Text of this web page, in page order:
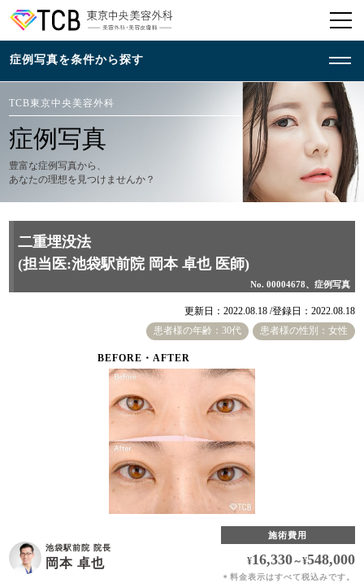
TCB東京中央美容外科
症例写真
豊富な症例写真から、
あなたの理想を見つけませんか？
二重埋没法
(担当医:池袋駅前院 岡本 卓也 医師)
No. 00004678、症例写真
患者様の年齢：30代 患者様の性別：女性
更新日：2022.08.18 /登録日：2022.08.18
BEFORE・AFTER
池袋駅前院 院長
岡本 卓也
施術費用
¥16,330～¥548,000
＊ 料金表示はすべて税込みです。